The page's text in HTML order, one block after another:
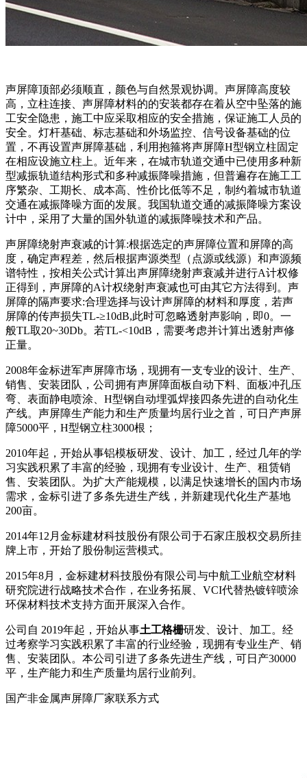
声屏障顶部必须顺直，颜色与自然景观协调。声屏障高度较
高，立柱连接、声屏障材料的的安装都存在着从空中坠落的施
工安全隐患，施工中应采取相应的安全措施，保证施工人员的
安全。灯杆基础、标志基础和外场监控、信号设备基础的位
置，不再设置声屏障基础，利用抱箍将声屏障H型钢立柱固定
在相应设施立柱上。近年来，在城市轨道交通中已使用多种新
型减振轨道结构形式和多种减振降噪措施，但普遍存在施工工
序繁杂、工期长、成本高、性价比低等不足，制约着城市轨道
交通在减振降噪方面的发展。我国轨道交通的减振降噪方案设
计中，采用了大量的国外轨道的减振降噪技术和产品。
声屏障绕射声衰减的计算:根据选定的声屏障位置和屏障的高
度，确定声程差，然后根据声源类型（点源或线源）和声源频
谱特性，按相关公式计算出声屏障绕射声衰减并进行A计权修
正得到，声屏障的A计权绕射声衰减也可由其它方法得到。声
屏障的隔声要求:合理选择与设计声屏障的材料和厚度，若声
屏障的传声损失TL-≥10dB,此时可忽略透射声影响，即0。一
般TL取20~30Db。若TL-<10dB，需要考虑并计算出透射声修
正量。
2008年金标进军声屏障市场，现拥有一支专业的设计、生产、
销售、安装团队，公司拥有声屏障面板自动下料、面板冲孔压
弯、表面静电喷涂、H型钢自动埋弧焊接四条先进的自动化生
产线。声屏障生产能力和生产质量均居行业之首，可日产声屏
障5000平，H型钢立柱3000根；
2010年起，开始从事铝模板研发、设计、加工，经过几年的学
习实践积累了丰富的经验，现拥有专业设计、生产、租赁销
售、安装团队。为扩大产能规模，以满足快速增长的国内市场
需求，金标引进了多条先进生产线，并新建现代化生产基地
200亩。
2014年12月金标建材科技股份有限公司于石家庄股权交易所挂
牌上市，开始了股份制运营模式。
2015年8月，金标建材科技股份有限公司与中航工业航空材料
研究院进行战略技术合作，在业务拓展、VCI代替热镀锌喷涂
环保材料技术支持方面开展深入合作。
公司自 2019年起，开始从事土工格栅研发、设计、加工。经
过考察学习实践积累了丰富的行业经验，现拥有专业生产、销
售、安装团队。本公司引进了多条先进生产线，可日产30000
平，生产能力和生产质量均居行业前列。
国产非金属声屏障厂家联系方式